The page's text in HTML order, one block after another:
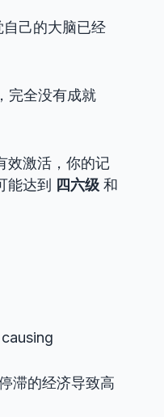
自己的大脑已经
完全没有成就
效激活，你的记
能达到 四六级 和
滞的经济导致高